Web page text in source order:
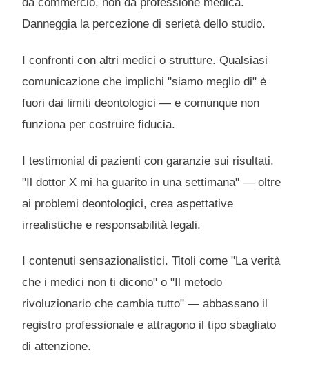
da commercio, non da professione medica.
Danneggia la percezione di serietà dello studio.
I confronti con altri medici o strutture. Qualsiasi
comunicazione che implichi "siamo meglio di" è
fuori dai limiti deontologici — e comunque non
funziona per costruire fiducia.
I testimonial di pazienti con garanzie sui risultati.
"Il dottor X mi ha guarito in una settimana" — oltre
ai problemi deontologici, crea aspettative
irrealistiche e responsabilità legali.
I contenuti sensazionalistici. Titoli come "La verità
che i medici non ti dicono" o "Il metodo
rivoluzionario che cambia tutto" — abbassano il
registro professionale e attragono il tipo sbagliato
di attenzione.